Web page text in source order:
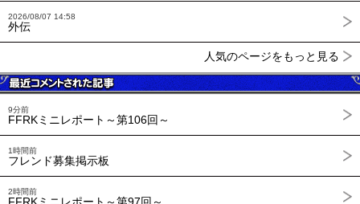
2026/08/07 14:58
外伝
人気のページをもっと見る
9分前
FFRKミニレポート～第106回～
1時間前
フレンド募集掲示板
2時間前